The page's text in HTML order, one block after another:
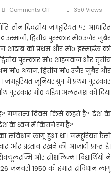
लिखे- अखिलेश यादव
Comments Off
तमाम
नागरिकों
को
सामान्य
अधिकार
देता
मौलाना
खालिद
350 Views
तीन दिवसीय जमहूरियत पर आधारित
द्वितीय पुरस्कार मो0 उजैर जुबैर
शादाब को प्रथम और मो0 इस्माईल को
पुरस्कार मो0 शाहनवाज और तृतीय
मो0 अयाज, द्वितीय मो0 उजैर जुबैर और
जमहूरियत जूनियर ग्रुप में प्रथम पुरस्कार
पुरस्कार मो0 यहिया अलतमश को दिया
है? गणतन्त्र दिवस किसे कहते है? देश के
देश के ध्वज में कितने रंग है?
संविधान लागू हुआ था। जमहूरियत एैसी
प्रस्ताव रखने की आजादी प्राप्त है।
और सोशलिज्म। विद्यार्थियों ने
जनवरी 1950 को हमारा संविधान लागू